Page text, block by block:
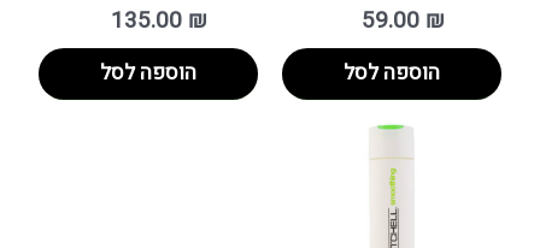
135.00 ₪
הוספה לסל
59.00 ₪
הוספה לסל